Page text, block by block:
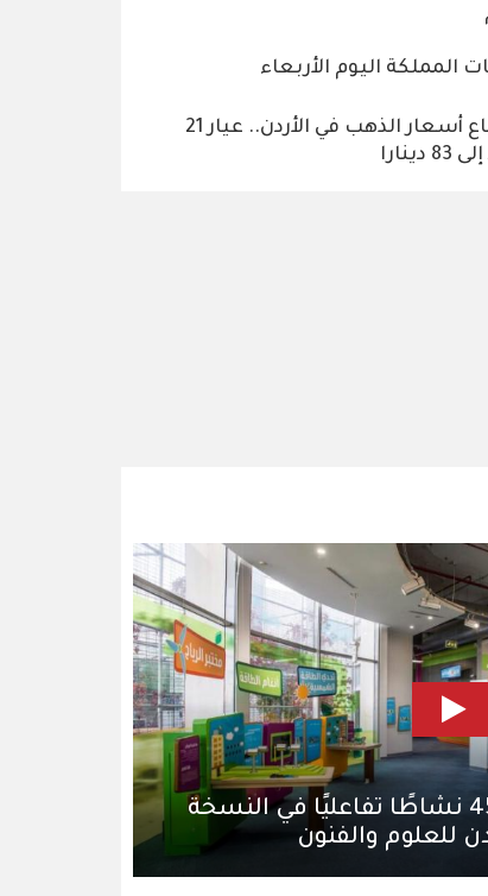
المملكة اليوم الأربعاء
ارتفاع أسعار الذهب في الأردن.. عيار 21
متحف الأطفال: أكثر من 45 نشاطًا تفاعليًا في النسخة
للعلوم والفنون